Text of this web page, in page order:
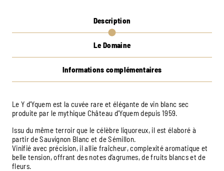
Description
Le Domaine
Informations complémentaires
Le Y d’Yquem est la cuvée rare et élégante de vin blanc sec
produite par le mythique Château d’Yquem depuis 1959.
Issu du même terroir que le célèbre liquoreux, il est élaboré à
partir de Sauvignon Blanc et de Sémillon.
Vinifié avec précision, il allie fraîcheur, complexité aromatique et
belle tension, offrant des notes d’agrumes, de fruits blancs et de
fleurs.